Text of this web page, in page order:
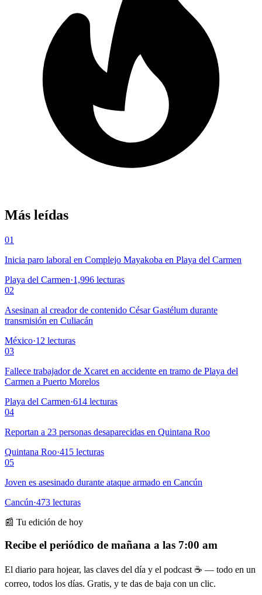
Más leídas
01
Inicia paro laboral en Complejo Mayakoba en Playa del Carmen
Playa del Carmen·1,996 lecturas
02
Asesinan al creador de contenido César Gastélum durante
transmisión en Culiacán
México·12 lecturas
03
Fallece trabajador de Xcaret en accidente en tramo de Playa del
Carmen a Puerto Morelos
Playa del Carmen·614 lecturas
04
Reportan a 23 personas desaparecidas en Quintana Roo
Quintana Roo·415 lecturas
05
Joven es asesinado durante ataque armado en Cancún
Cancún·473 lecturas
📰 Tu edición de hoy
Recibe el periódico de mañana a las 7:00 am
El diario para hojear, las claves del día y el podcast ☕ — todo en un
correo, todos los días. Gratis, y te das de baja con un clic.